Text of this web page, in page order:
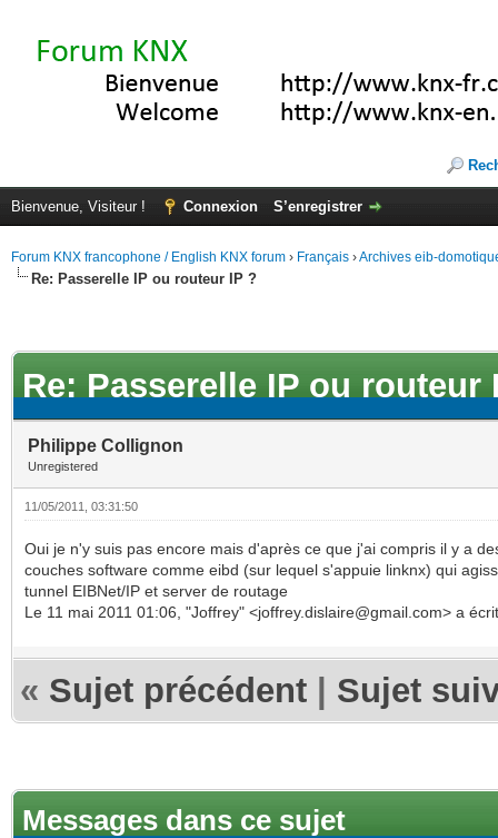
Bienvenue, Visiteur ! Connexion S’enregistrer
Forum KNX francophone / English KNX forum › Français ›Archives eib-
Re: Passerelle IP ou routeur IP ?
Re: Passerelle IP ou routeur
Philippe Collignon
Unregistered
11/05/2011, 03:31:50
Oui je n'y suis pas encore mais d'après ce que j'ai compris il y a
couches software comme eibd (sur lequel s'appuie linknx) qui
tunnel EIBNet/IP et server de routage
Le 11 mai 2011 01:06, "Joffrey" <joffrey.dislaire@gmail.com> a
« Sujet précédent Sujet
Messages dans ce sujet